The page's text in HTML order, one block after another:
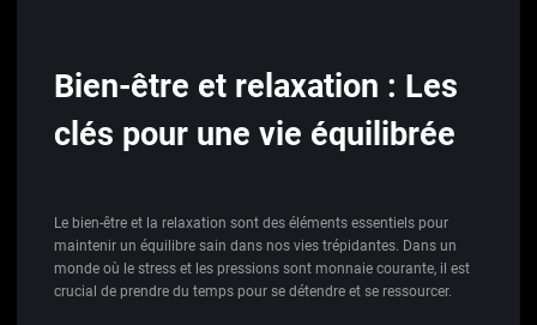
Bien-être et relaxation : Les
clés pour une vie équilibrée
Le bien-être et la relaxation sont des éléments essentiels pour
maintenir un équilibre sain dans nos vies trépidantes. Dans un
monde où le stress et les pressions sont monnaie courante, il est
crucial de prendre du temps pour se détendre et se ressourcer.